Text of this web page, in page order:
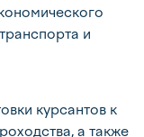
и
курсантов к
а также